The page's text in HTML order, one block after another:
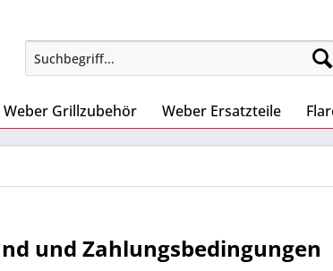
Weber Grillzubehör Weber Ersatzteile
und Zahlungsbedingungen